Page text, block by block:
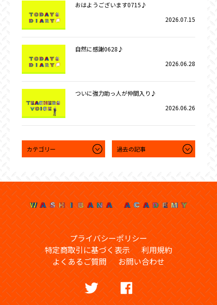
おはようございます0715♪
2026.07.15
自然に感謝0628♪
2026.06.28
ついに強力助っ人が仲間入り♪
2026.06.26
プライバシーポリシー
特定商取引に基づく表示
利用規約
よくあるご質問
お問い合わせ